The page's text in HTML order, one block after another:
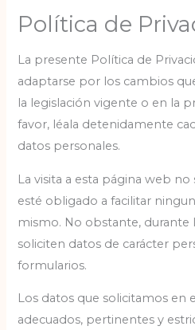
Política de
La presente Política de
adaptarse por los cambios
la legislación vigente o en la
favor, léala detenidamente
datos personales.
La visita a esta página web
esté obligado a facilitar
mismo. No obstante, durante
soliciten datos de carácter
formularios.
Los datos que solicitamos en
adecuados, pertinentes y